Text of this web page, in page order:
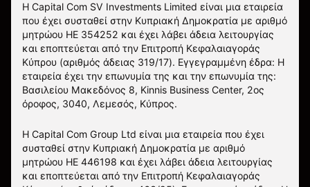
Η Capital Com SV Investments Limited είναι μια εταιρεία
που έχει συσταθεί στην Κυπριακή Δημοκρατία με αριθμό
μητρώου HE 354252 και έχει λάβει άδεια λειτουργίας
και εποπτεύεται από την Επιτροπή Κεφαλαιαγοράς
Κύπρου (αριθμός άδειας 319/17). Εγγεγραμμένη έδρα: Η
εταιρεία έχει την επωνυμία της και την επωνυμία της:
Βασιλείου Μακεδόνος 8, Kinnis Business Center, 2ος
όροφος, 3040, Λεμεσός, Κύπρος.
Η Capital Com Group Ltd είναι μια εταιρεία που έχει
συσταθεί στην Κυπριακή Δημοκρατία με αριθμό
μητρώου ΗΕ 446198 και έχει λάβει άδεια λειτουργίας
και εποπτεύεται από την Επιτροπή Κεφαλαιαγοράς